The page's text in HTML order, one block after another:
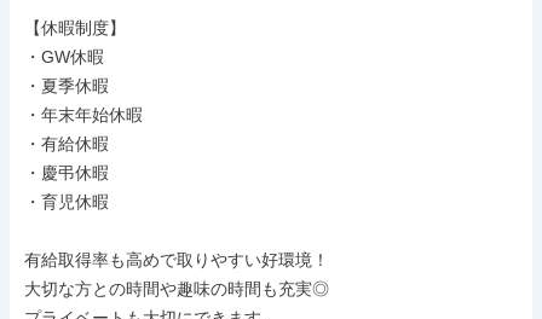
【休暇制度】
・GW休暇
・夏季休暇
・年末年始休暇
・有給休暇
・慶弔休暇
・育児休暇
有給取得率も高めで取りやすい好環境！
大切な方との時間や趣味の時間も充実◎